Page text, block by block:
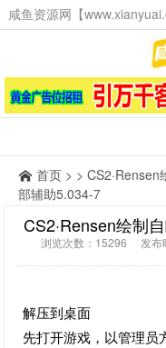
首页 > >
部辅助5.034-7
CS2·Rensen绘制
浏览次数：15296 发布
解压到桌面
先打开游戏，以管理员